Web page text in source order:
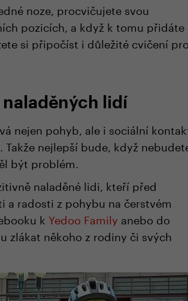
noze, procvičujete svou
pozicích, a když k tomu přidáte
si připočíst i důležité cvičení
lidí
nejen pohyb, ale i sociální
nejlepší bude, když
být problém.
naladěné lidi, kteří před
radosti z pohybu na čerstvém
k Yedoo Family anebo do
zlákat někoho z rodiny či svých